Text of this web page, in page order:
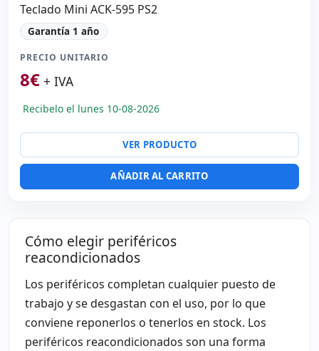
Teclado Mini ACK-595 PS2
Garantía 1 año
PRECIO UNITARIO
8€ + IVA
Recibelo el lunes 10-08-2026
VER PRODUCTO
AÑADIR AL CARRITO
Cómo elegir periféricos
reacondicionados
Los periféricos completan cualquier puesto de
trabajo y se desgastan con el uso, por lo que
conviene reponerlos o tenerlos en stock. Los
periféricos reacondicionados son una forma